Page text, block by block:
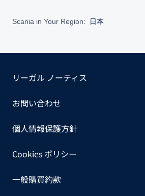
Scania in Your Region: 日本
リーガル ノーティス
お問い合わせ
個人情報保護方針
Cookies ポリシー
一般購買約款